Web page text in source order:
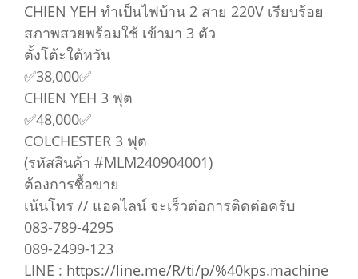
CHIEN YEH ทำเป็นไฟบ้าน 2 สาย 220V เรียบร้อย
สภาพสวยพร้อมใช้ เข้ามา 3 ตัว
ตั้งโต้ะใต้หวัน
✅38,000✅
CHIEN YEH 3 ฟุต
✅48,000✅
COLCHESTER 3 ฟุต
(รหัสสินค้า #MLM240904001)
ต้องการซื้อขาย
เน้นโทร // แอดไลน์ จะเร็วต่อการติดต่อครับ
083-789-4295
089-2499-123
LINE : https://line.me/R/ti/p/%40kps.machine